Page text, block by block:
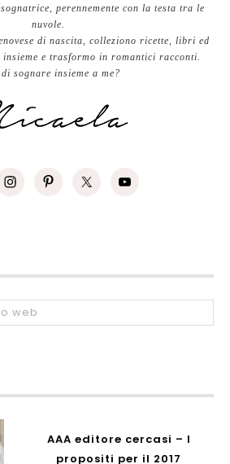
perennemente con la testa tra le
nuvole.
di nascita, colleziono ricette, libri ed
insieme e trasformo in romantici racconti.
sognare insieme a me?
AAA editore cercasi – I
propositi per il 2017